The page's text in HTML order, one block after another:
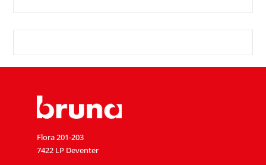
Flora 201-203
7422 LP Deventer